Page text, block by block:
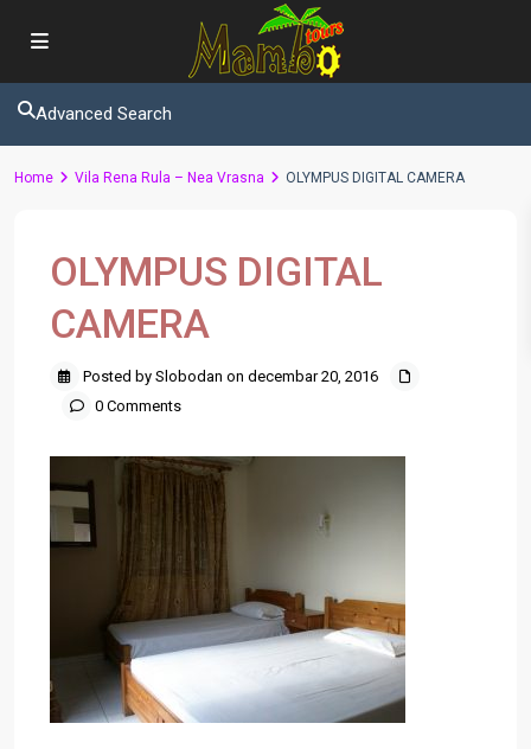
Advanced Search
Home Vila Rena Rula – Nea Vrasna OLYMPUS DIGITAL CAMERA
OLYMPUS DIGITAL
CAMERA
Posted by Slobodan on decembar 20, 2016
0 Comments